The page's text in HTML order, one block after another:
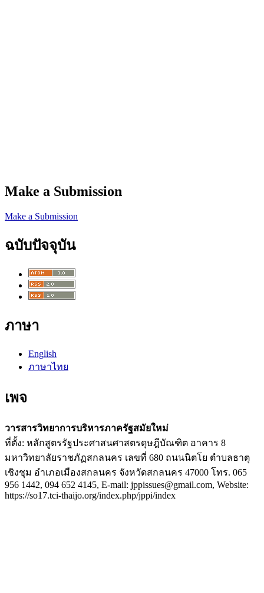
Make a Submission
Make a Submission
ฉบับปัจจุบัน
ภาษา
English
ภาษาไทย
เพจ
วารสารวิทยาการบริหารภาครัฐสมัยใหม่
ที่ตั้ง: หลักสูตรรัฐประศาสนศาสตรดุษฎีบัณฑิต อาคาร 8
มหาวิทยาลัยราชภัฏสกลนคร เลขที่ 680 ถนนนิตโย ตำบลธาตุ
เชิงชุม อำเภอเมืองสกลนคร จังหวัดสกลนคร 47000 โทร. 065
956 1442, 094 652 4145, E-mail: jppissues@gmail.com, Website:
https://so17.tci-thaijo.org/index.php/jppi/index